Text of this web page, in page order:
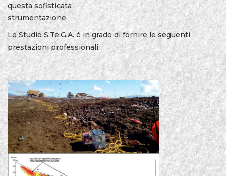
questa sofisticata
strumentazione.
Lo Studio S.Te.G.A. è in grado di fornire le seguenti
prestazioni professionali: